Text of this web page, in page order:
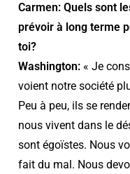
Carmen: Quels sont
prévoir à long terme
toi?
Washington: « Je
voient notre société
Peu à peu, ils se
nous vivent dans le
sont égoïstes. Nous
fait du mal. Nous